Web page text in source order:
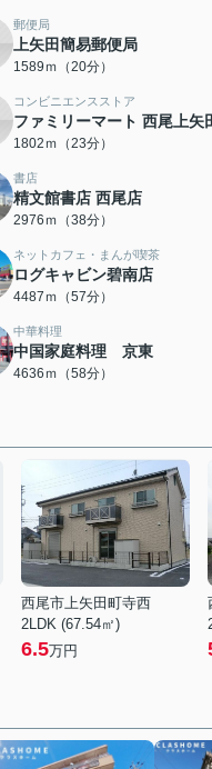
郵便局
上矢田簡易郵便局
1589ｍ（20分）
コンビニエンスストア
ファミリーマート 西尾上矢
1802ｍ（23分）
書店
精文館書店 西尾店
2976ｍ（38分）
ネットカフェ・まんが喫茶
ログキャビン碧南店
4487ｍ（57分）
中華料理
中国家庭料理 京東
4636ｍ（58分）
西尾市上矢田町寺西
2LDK (67.54㎡)
6.5万円